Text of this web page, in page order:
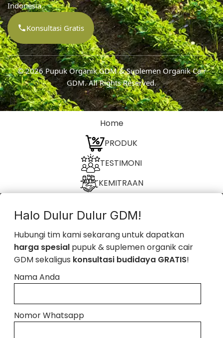
Indonesia.
Konsultasi Gratis
© 2026Pupuk Organik GDM & Suplemen Organik Cair
GDM. All Rights Reserved.
Home
PRODUK
TESTIMONI
KEMITRAAN
Halo Dulur Dulur GDM!
Hubungi tim kami sekarang untuk dapatkan
harga spesial pupuk & suplemen organik cair
GDM sekaligus konsultasi budidaya GRATIS!
Nama Anda
Nomor Whatsapp